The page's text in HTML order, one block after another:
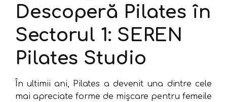
Descoperă Pilates în
Sectorul 1: SEREN
Pilates Studio
În ultimii ani, Pilates a devenit una dintre cele
mai apreciate forme de mișcare pentru femeile